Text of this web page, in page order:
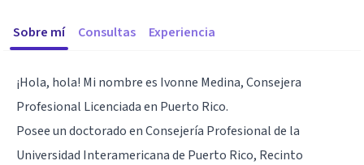
Sobre mí Consultas Experiencia
¡Hola, hola! Mi nombre es Ivonne Medina, Consejera
Profesional Licenciada en Puerto Rico.
Posee un doctorado en Consejería Profesional de la
Universidad Interamericana de Puerto Rico, Recinto